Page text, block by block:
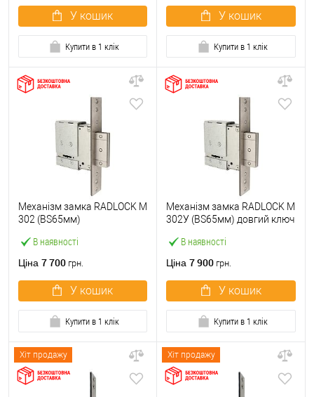
У кошик
Купити в 1 клік
У кошик
Купити в 1 клік
В наявності
Механізм замка RADLOCK M
302 (BS65мм)
Ціна 7 700 грн.
У кошик
Купити в 1 клік
В наявності
Механізм замка RADLOCK M
302У (BS65мм) довгий ключ
Ціна 7 900 грн.
У кошик
Купити в 1 клік
Хіт продажу Хіт продажу